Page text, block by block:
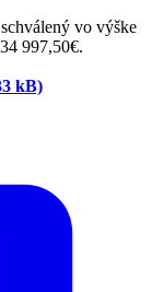
vo výške
997,50€.
kB)